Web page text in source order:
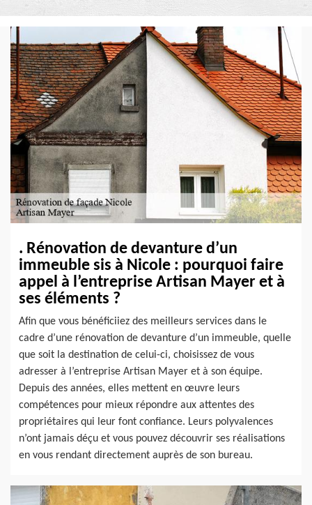
. Rénovation de devanture d’un
immeuble sis à Nicole : pourquoi faire
appel à l’entreprise Artisan Mayer et à
ses éléments ?
Afin que vous bénéficiiez des meilleurs services dans le
cadre d’une rénovation de devanture d’un immeuble, quelle
que soit la destination de celui-ci, choisissez de vous
adresser à l’entreprise Artisan Mayer et à son équipe.
Depuis des années, elles mettent en œuvre leurs
compétences pour mieux répondre aux attentes des
propriétaires qui leur font confiance. Leurs polyvalences
n’ont jamais déçu et vous pouvez découvrir ses réalisations
en vous rendant directement auprès de son bureau.